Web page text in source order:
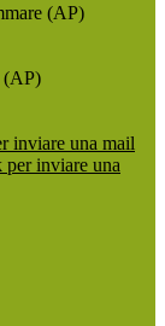
(AP)
(AP)
inviare una mail
inviare una